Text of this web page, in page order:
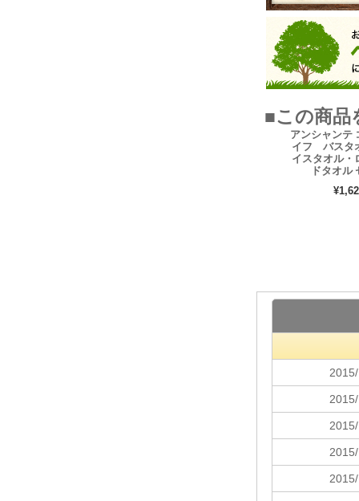
■この商品
アンシャンテ
イフ バスタ
イスタオル・
ドタオル